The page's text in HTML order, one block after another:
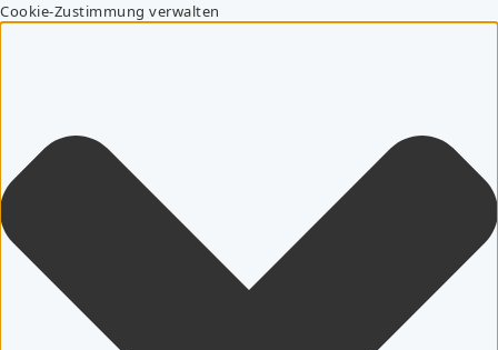
Cookie-Zustimmung verwalten